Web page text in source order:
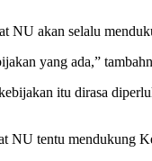
NU akan selalu
yang ada,”
itu dirasa
NU tentu